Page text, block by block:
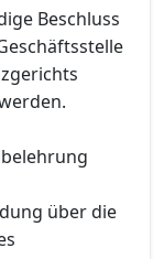
Beschluss
über die